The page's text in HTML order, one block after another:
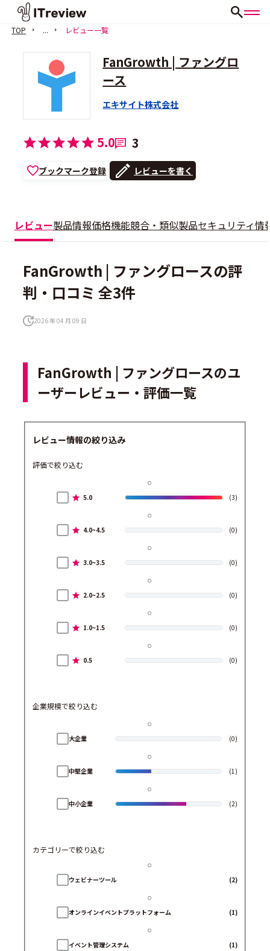
TOP ... レビュー一覧
FanGrowth | ファングロ
ース
エキサイト株式会社
5.0 3
ブックマーク登録 レビューを書く
レビュー製品情報価格機能競合・類似製品セキュリティ情
FanGrowth | ファングロースの評
判・口コミ 全3件
2026 年 04 月 09 日
FanGrowth | ファングロースのユ
ーザーレビュー・評価一覧
レビュー情報の絞り込み
評価で絞り込む
5.0 (3)
4.0~4.5 (0)
3.0~3.5 (0)
2.0~2.5 (0)
1.0~1.5 (0)
0.5 (0)
企業規模で絞り込む
大企業 (0)
中堅企業 (1)
中小企業 (2)
カテゴリーで絞り込む
ウェビナーツール (2)
オンラインイベントプラットフォーム (1)
イベント管理システム (1)